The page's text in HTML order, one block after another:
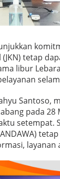
tetap
libur
Santoso,
pada 28
setempat.